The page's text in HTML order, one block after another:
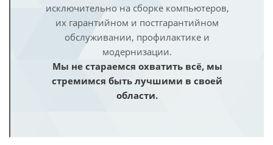
исключительно на сборке компьютеров,
их гарантийном и постгарантийном
обслуживании, профилактике и
модернизации.
Мы не стараемся охватить всё, мы
стремимся быть лучшими в своей
области.